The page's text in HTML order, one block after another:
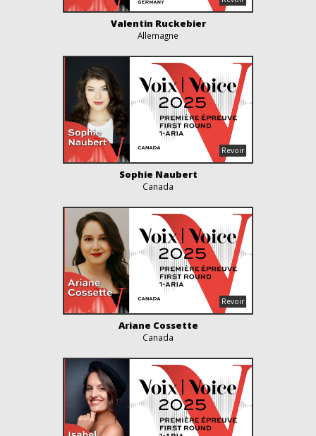
Valentin Ruckebier
Allemagne
Sophie Naubert
Canada
Ariane Cossette
Canada